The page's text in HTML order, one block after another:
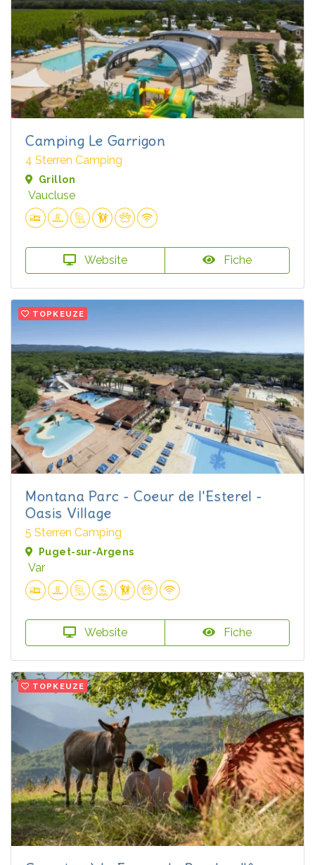
Camping Le Garrigon
4 Sterren Camping
Grillon
Vaucluse
Website Fiche
TOPKEUZE
Montana Parc - Coeur de l'Esterel -
Oasis Village
5 Sterren Camping
Puget-sur-Argens
Var
Website Fiche
TOPKEUZE